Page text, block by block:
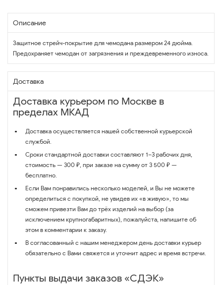
Описание
Защитное стрейч-покрытие для чемодана размером 24 дюйма.
Предохраняет чемодан от загрязнения и преждевременного износа.
Доставка
Доставка курьером по Москве в
пределах МКАД
Доставка осуществляется нашей собственной курьерской
службой.
Сроки стандартной доставки составляют 1–3 рабочих дня,
стоимость — 300 ₽, при заказе на сумму от 3 500 ₽ —
бесплатно.
Если Вам понравились несколько моделей, и Вы не можете
определиться с покупкой, не увидев их «в живую», то мы
сможем привезти Вам до трёх изделий на выбор (за
исключением крупногабаритных), пожалуйста, напишите об
этом в комментарии к заказу.
В согласованный с нашим менеджером день доставки курьер
обязательно с Вами свяжется и уточнит адрес и время встречи.
Пункты выдачи заказов «СДЭК»